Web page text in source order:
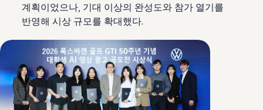
계획이었으나, 기대 이상의 완성도와 참가 열기를
반영해 시상 규모를 확대했다.